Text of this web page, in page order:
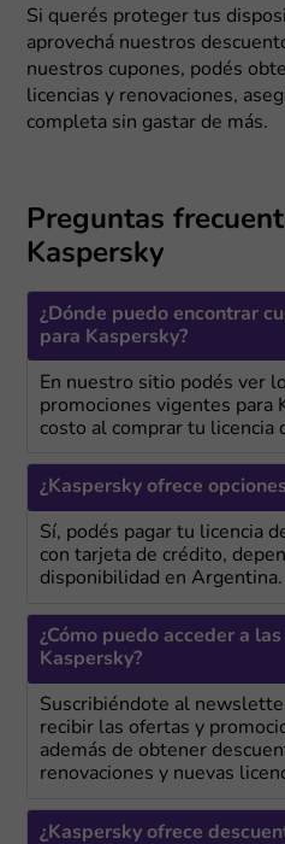
Si querés proteger tus
aprovechá nuestros
nuestros cupones, podés
licencias y renovaciones,
completa sin gastar de más.
Preguntas
Kaspersky
¿Dónde puedo encontrar
para Kaspersky?
En nuestro sitio podés ver
promociones vigentes para
costo al comprar tu licencia
¿Kaspersky ofrece
Sí, podés pagar tu licencia
con tarjeta de crédito,
disponibilidad en Argentina.
¿Cómo puedo acceder a
Kaspersky?
Suscribiéndote al
recibir las ofertas y
además de obtener
renovaciones y nuevas
¿Kaspersky ofrece